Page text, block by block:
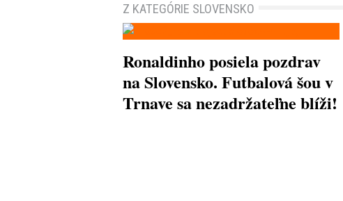
Z KATEGÓRIE SLOVENSKO
Ronaldinho posiela pozdrav
na Slovensko. Futbalová šou v
Trnave sa nezadržateľne blíži!